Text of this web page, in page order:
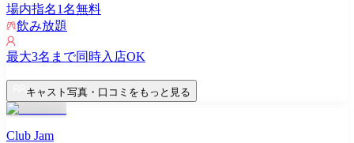
場内指名1名無料
飲み放題
最大3名まで同時入店OK
キャスト写真・口コミをもっと見る
Club Jam